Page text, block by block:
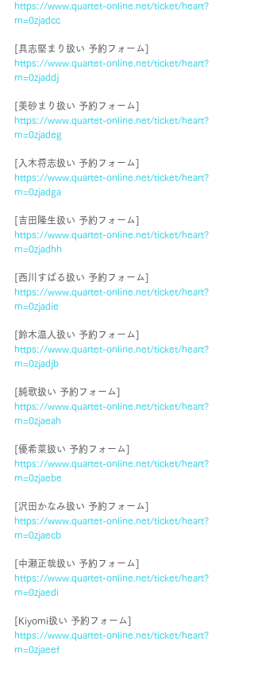
https://www.quartet-online.net/ticket/heart?
m=0zjadcc
[具志堅まり扱い 予約フォーム]
https://www.quartet-online.net/ticket/heart?
m=0zjaddj
[美砂まり扱い 予約フォーム]
https://www.quartet-online.net/ticket/heart?
m=0zjadeg
[入木将志扱い 予約フォーム]
https://www.quartet-online.net/ticket/heart?
m=0zjadga
[吉田隆生扱い 予約フォーム]
https://www.quartet-online.net/ticket/heart?
m=0zjadhh
[西川すばる扱い 予約フォーム]
https://www.quartet-online.net/ticket/heart?
m=0zjadie
[鈴木温人扱い 予約フォーム]
https://www.quartet-online.net/ticket/heart?
m=0zjadjb
[純歌扱い 予約フォーム]
https://www.quartet-online.net/ticket/heart?
m=0zjaeah
[優希菜扱い 予約フォーム]
https://www.quartet-online.net/ticket/heart?
m=0zjaebe
[沢田かなみ扱い 予約フォーム]
https://www.quartet-online.net/ticket/heart?
m=0zjaecb
[中瀬正哉扱い 予約フォーム]
https://www.quartet-online.net/ticket/heart?
m=0zjaedi
[Kiyomi扱い 予約フォーム]
https://www.quartet-online.net/ticket/heart?
m=0zjaeef